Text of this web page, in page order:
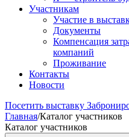
Участникам
Участие в
Документы
Компенсация
компаний
Проживание
Контакты
Новости
Посетить выставку
Главная/Каталог участников
Каталог участников